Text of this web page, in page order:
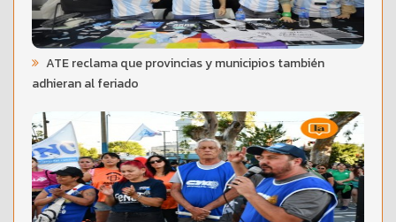
ATE reclama que provincias y municipios también
adhieran al feriado